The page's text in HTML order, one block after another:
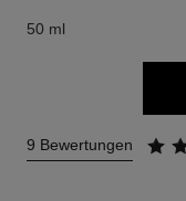
50 ml
9 Bewertungen